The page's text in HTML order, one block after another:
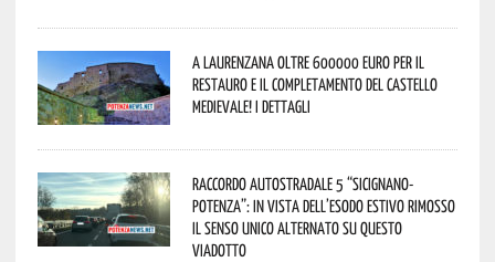
A Laurenzana oltre 600000 euro per il
restauro e il completamento del Castello
Medievale! I dettagli
Raccordo Autostradale 5 “Sicignano-
Potenza”: in vista dell’esodo estivo rimosso
il senso unico alternato su questo
viadotto